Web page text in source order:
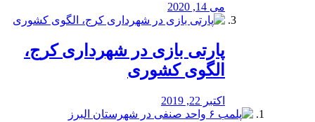
می 14, 2020
پارتی بازی در شهرداری کرج،
الگوی کشوری
اکتبر 22, 2019